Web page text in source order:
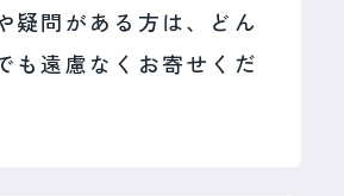
疑問がある方は、どん
も遠慮なくお寄せくだ
顧いただきました皆様には、心より
。
いているお客様および業者様からの
きましては、
ました。
ご愛顧いただきました皆
り御礼申し上げます。